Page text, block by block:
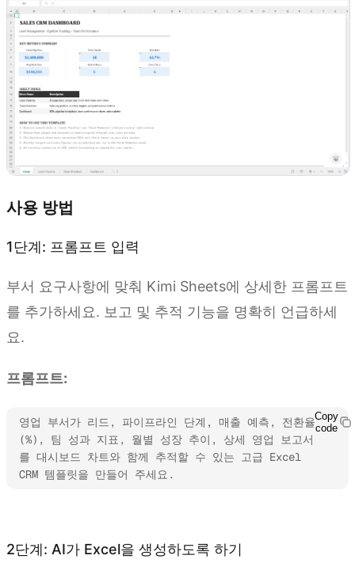
사용 방법
1단계: 프롬프트 입력
부서 요구사항에 맞춰 Kimi Sheets에 상세한 프롬프트
를 추가하세요. 보고 및 추적 기능을 명확히 언급하세
요.
프롬프트:
영업 부서가 리드, 파이프라인 단계, 매출 예측, 전환율
(%), 팀 성과 지표, 월별 성장 추이, 상세 영업 보고서
를 대시보드 차트와 함께 추적할 수 있는 고급 Excel
CRM 템플릿을 만들어 주세요.
Copy
code
2단계: AI가 Excel을 생성하도록 하기